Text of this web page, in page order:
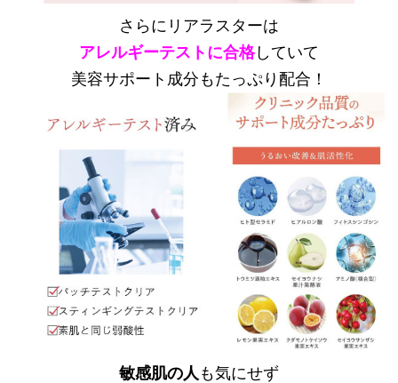
さらにリアラスターは
アレルギーテストに合格していて
美容サポート成分もたっぷり配合！
敏感肌の人 も気にせず